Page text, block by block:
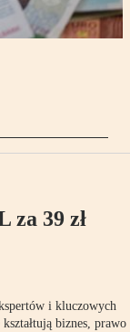
za 39 zł
i kluczowych
biznes, prawo